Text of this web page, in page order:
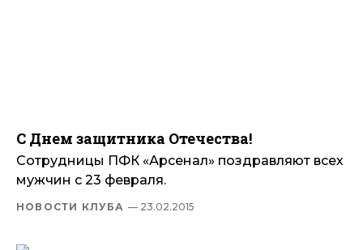
С Днем защитника Отечества!
Сотрудницы ПФК «Арсенал» поздравляют всех
мужчин с 23 февраля.
НОВОСТИ КЛУБА — 23.02.2015